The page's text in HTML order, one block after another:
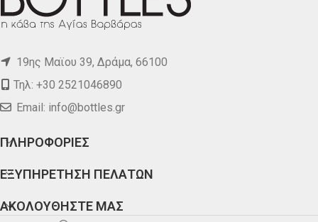
19ης Μαϊου 39, Δράμα, 66100
Τηλ: +30 2521046890
Email: info@bottles.gr
ΠΛΗΡΟΦΟΡΙΕΣ
ΕΞΥΠΗΡΕΤΗΣΗ ΠΕΛΑΤΩΝ
ΑΚΟΛΟΥΘΗΣΤΕ ΜΑΣ